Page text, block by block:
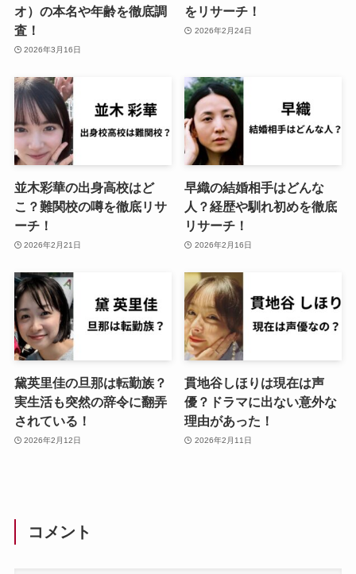
オ）の本名や年齢を徹底調
査！
2026年3月16日
をリサーチ！
2026年2月24日
並木彩華の出身高校はど
こ？難関校の噂を徹底リサ
ーチ！
2026年2月21日
早織の結婚相手はどんな
人？経歴や馴れ初めを徹底
リサーチ！
2026年2月16日
黛英里佳の旦那は転勤族？
実生活も突然の辞令に翻弄
されている！
2026年2月12日
貫地谷しほりは現在は声
優？ドラマに出ない意外な
理由があった！
2026年2月11日
コメント